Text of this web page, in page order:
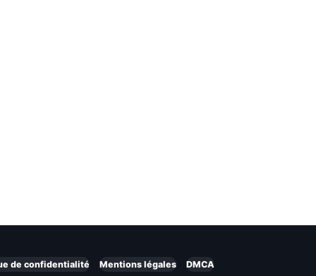
de confidentialité Mentions légales DMCA